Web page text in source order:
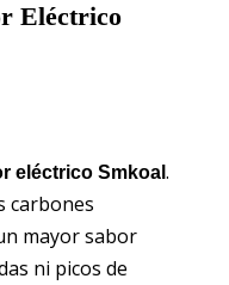
Eléctrico
eléctrico Smkoal .
carbones
mayor sabor
ni picos de